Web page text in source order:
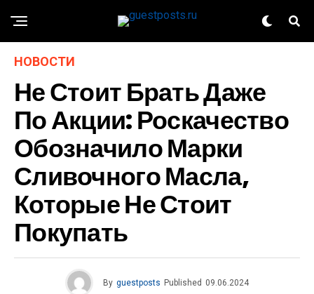
НОВОСТИ
Не Стоит Брать Даже
По Акции: Роскачество
Обозначило Марки
Сливочного Масла,
Которые Не Стоит
Покупать
By guestposts Published 09.06.2024